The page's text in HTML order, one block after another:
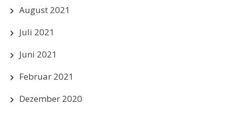
August 2021
Juli 2021
Juni 2021
Februar 2021
Dezember 2020